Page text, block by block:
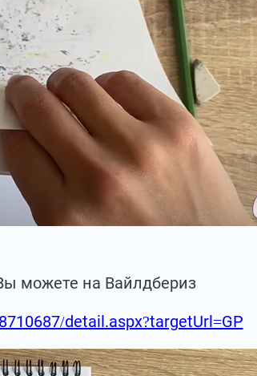
можете на Вайлдбериз
detail.aspx?targetUrl=GP